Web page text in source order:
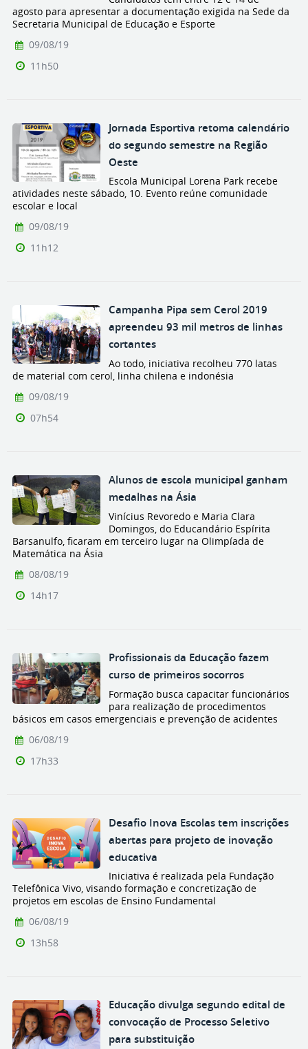
agosto para apresentar a documentação exigida na Sede da
Secretaria Municipal de Educação e Esporte
09/08/19
11h50
Jornada Esportiva retoma calendário
do segundo semestre na Região
Oeste
Escola Municipal Lorena Park recebe
atividades neste sábado, 10. Evento reúne comunidade
escolar e local
09/08/19
11h12
Campanha Pipa sem Cerol 2019
apreendeu 93 mil metros de linhas
cortantes
Ao todo, iniciativa recolheu 770 latas
de material com cerol, linha chilena e indonésia
09/08/19
07h54
Alunos de escola municipal ganham
medalhas na Ásia
Vinícius Revoredo e Maria Clara
Domingos, do Educandário Espírita
Barsanulfo, ficaram em terceiro lugar na Olimpíada de
Matemática na Ásia
08/08/19
14h17
Profissionais da Educação fazem
curso de primeiros socorros
Formação busca capacitar funcionários
para realização de procedimentos
básicos em casos emergenciais e prevenção de acidentes
06/08/19
17h33
Desafio Inova Escolas tem inscrições
abertas para projeto de inovação
educativa
Iniciativa é realizada pela Fundação
Telefônica Vivo, visando formação e concretização de
projetos em escolas de Ensino Fundamental
06/08/19
13h58
Educação divulga segundo edital de
convocação de Processo Seletivo
para substituição